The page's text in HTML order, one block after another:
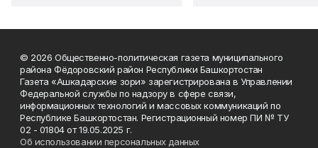
© 2026 Общественно-политическая газета муниципального
района Фёдоровский район Республики Башкортостан
Газета «Ашкадарские зори» зарегистрирована в Управлении
Федеральной службы по надзору в сфере связи,
информационных технологий и массовых коммуникаций по
Республике Башкортостан. Регистрационный номер ПИ № ТУ
02 - 01804 от 19.05.2025 г.
Об использовании персональных данных